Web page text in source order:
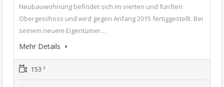
Neubauwohnung befindet sich im vierten und fünften
Obergeschoss und wird gegen Anfang 2015 fertiggestellt. Bei
seinem neuem Eigentümer…
Mehr Details
153 ²